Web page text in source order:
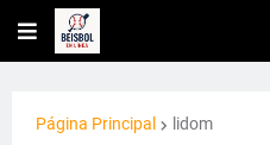
Página Principal lidom